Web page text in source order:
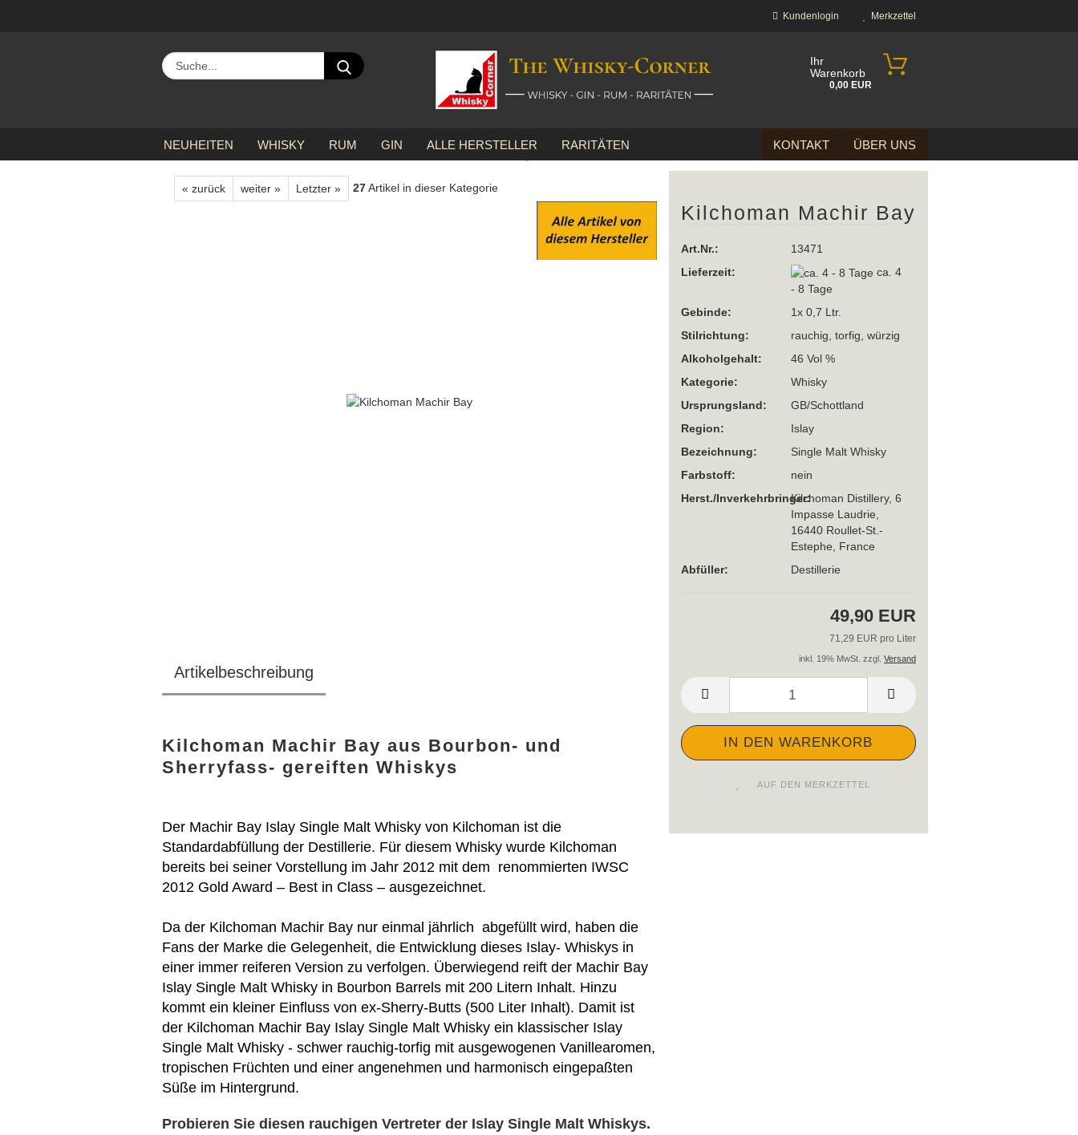
Kundenlogin
Passwort
Konto erstellen
Passwort vergessen?
Merkzettel
Suche...
Ihr
Warenkorb
0,00 EUR
NEUHEITEN WHISKY RUM GIN ALLE HERSTELLER RARITÄTEN KONTAKT ÜBER UNS
« zurück weiter » Letzter » 27Artikel in dieser Kategorie
Kilchoman Machir Bay
Art.Nr.:
13471
Lieferzeit:
ca. 4
- 8 Tage
Gebinde:
1x 0,7 Ltr.
Stilrichtung:
rauchig, torfig, würzig
Alkoholgehalt:
46 Vol %
Kategorie:
Whisky
Ursprungsland:
GB/Schottland
Region:
Islay
Bezeichnung:
Single Malt Whisky
Farbstoff:
nein
Herst./Inverkehrbringer:Kilchoman Distillery, 6
Impasse Laudrie,
16440 Roullet-St.-
Estephe, France
Abfüller:
Destillerie
49,90 EUR
71,29 EUR pro Liter
inkl. 19% MwSt. zzgl. Versand
AUF DEN MERKZETTEL
Artikelbeschreibung
Kilchoman Machir Bay aus Bourbon- und
Sherryfass- gereiften Whiskys
Der Machir Bay Islay Single Malt Whisky von Kilchoman ist die
Standardabfüllung der Destillerie. Für diesem Whisky wurde Kilchoman
bereits bei seiner Vorstellung im Jahr 2012 mit dem renommierten IWSC
2012 Gold Award – Best in Class – ausgezeichnet.
Da der Kilchoman Machir Bay nur einmal jährlich abgefüllt wird, haben die
Fans der Marke die Gelegenheit, die Entwicklung dieses Islay- Whiskys in
einer immer reiferen Version zu verfolgen. Überwiegend reift der Machir Bay
Islay Single Malt Whisky in Bourbon Barrels mit 200 Litern Inhalt. Hinzu
kommt ein kleiner Einfluss von ex-Sherry-Butts (500 Liter Inhalt). Damit ist
der Kilchoman Machir Bay Islay Single Malt Whisky ein klassischer Islay
Single Malt Whisky - schwer rauchig-torfig mit ausgewogenen Vanillearomen,
tropischen Früchten und einer angenehmen und harmonisch eingepaßten
Süße im Hintergrund.
Probieren Sie diesen rauchigen Vertreter der Islay Single Malt Whiskys.